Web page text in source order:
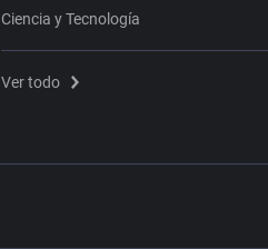
Ciencia y Tecnología
Ver todo